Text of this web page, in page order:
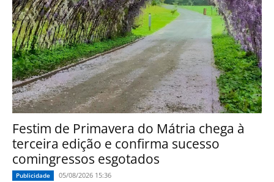
Festim de Primavera do Mátria chega à
terceira edição e confirma sucesso
comingressos esgotados
Publicidade 05/08/2026 15:36